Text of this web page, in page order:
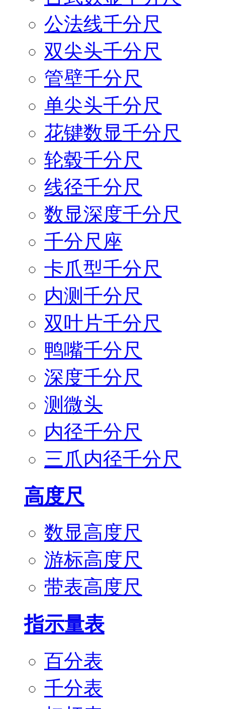
公法线千分尺
双尖头千分尺
管壁千分尺
单尖头千分尺
花键数显千分尺
轮毂千分尺
线径千分尺
数显深度千分尺
千分尺座
卡爪型千分尺
内测千分尺
双叶片千分尺
鸭嘴千分尺
深度千分尺
测微头
内径千分尺
三爪内径千分尺
高度尺
数显高度尺
游标高度尺
带表高度尺
指示量表
百分表
千分表